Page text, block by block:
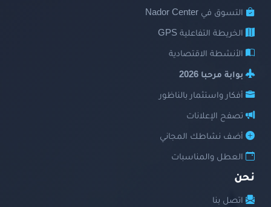
التسوق في Nador Center
الخريطة التفاعلية GPS
الأنشطة الاقتصادية
بوابة مرحبا 2026
أفكار واستثمار بالناظور
تصفح الإعلانات
أضف نشاطك المجاني
العطل والمناسبات
نحن
اتصل بنا